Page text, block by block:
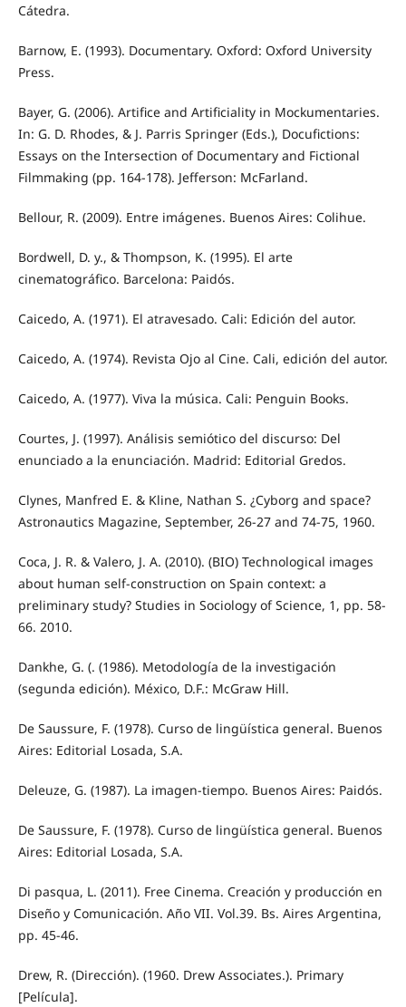
Cátedra.
Barnow, E. (1993). Documentary. Oxford: Oxford University
Press.
Bayer, G. (2006). Artifice and Artificiality in Mockumentaries.
In: G. D. Rhodes, & J. Parris Springer (Eds.), Docufictions:
Essays on the Intersection of Documentary and Fictional
Filmmaking (pp. 164-178). Jefferson: McFarland.
Bellour, R. (2009). Entre imágenes. Buenos Aires: Colihue.
Bordwell, D. y., & Thompson, K. (1995). El arte
cinematográfico. Barcelona: Paidós.
Caicedo, A. (1971). El atravesado. Cali: Edición del autor.
Caicedo, A. (1974). Revista Ojo al Cine. Cali, edición del autor.
Caicedo, A. (1977). Viva la música. Cali: Penguin Books.
Courtes, J. (1997). Análisis semiótico del discurso: Del
enunciado a la enunciación. Madrid: Editorial Gredos.
Clynes, Manfred E. & Kline, Nathan S. ¿Cyborg and space?
Astronautics Magazine, September, 26-27 and 74-75, 1960.
Coca, J. R. & Valero, J. A. (2010). (BIO) Technological images
about human self-construction on Spain context: a
preliminary study? Studies in Sociology of Science, 1, pp. 58-
66. 2010.
Dankhe, G. (. (1986). Metodología de la investigación
(segunda edición). México, D.F.: McGraw Hill.
De Saussure, F. (1978). Curso de lingüística general. Buenos
Aires: Editorial Losada, S.A.
Deleuze, G. (1987). La imagen-tiempo. Buenos Aires: Paidós.
De Saussure, F. (1978). Curso de lingüística general. Buenos
Aires: Editorial Losada, S.A.
Di pasqua, L. (2011). Free Cinema. Creación y producción en
Diseño y Comunicación. Año VII. Vol.39. Bs. Aires Argentina,
pp. 45-46.
Drew, R. (Dirección). (1960. Drew Associates.). Primary
[Película].